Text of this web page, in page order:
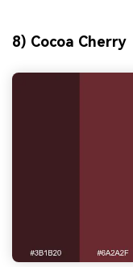
8) Cocoa Cherry